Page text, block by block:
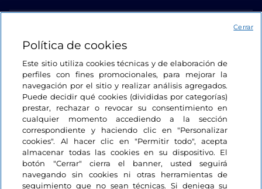
Estamos en contacto
Política de cookies
Este sitio utiliza cookies técnicas y de elaboración de
perfiles con fines promocionales, para mejorar la
navegación por el sitio y realizar análisis agregados.
Puede decidir qué cookies (divididas por categorías)
prestar, rechazar o revocar su consentimiento en
cualquier momento accediendo a la sección
correspondiente y haciendo clic en "Personalizar
cookies". Al hacer clic en "Permitir todo", acepta
almacenar todas las cookies en su dispositivo. El
botón "Cerrar" cierra el banner, usted seguirá
navegando sin cookies ni otras herramientas de
seguimiento que no sean técnicas. Si deniega su
Cerrar